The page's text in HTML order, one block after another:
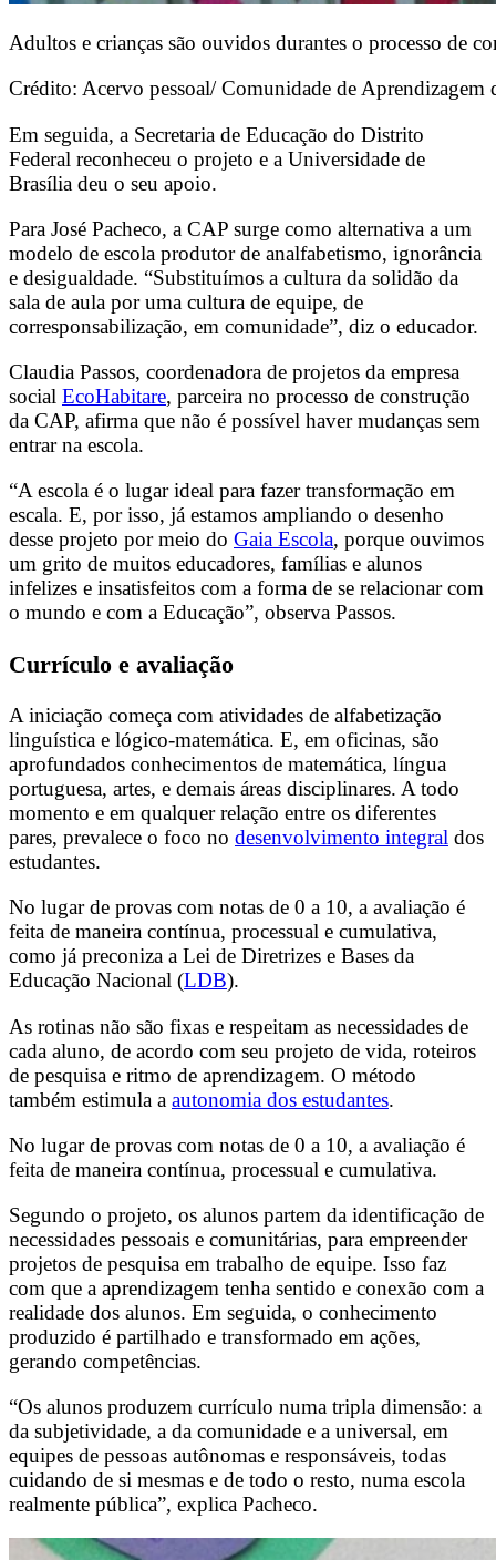
Adultos e crianças são ouvidos durantes o processo de
Crédito: Acervo pessoal/ Comunidade de Aprendizagem
Em seguida, a Secretaria de Educação do Distrito
Federal reconheceu o projeto e a Universidade de
Brasília deu o seu apoio.
Para José Pacheco, a CAP surge como alternativa a um
modelo de escola produtor de analfabetismo, ignorância
e desigualdade. “Substituímos a cultura da solidão da
sala de aula por uma cultura de equipe, de
corresponsabilização, em comunidade”, diz o educador.
Claudia Passos, coordenadora de projetos da empresa
social EcoHabitare, parceira no processo de construção
da CAP, afirma que não é possível haver mudanças sem
entrar na escola.
“A escola é o lugar ideal para fazer transformação em
escala. E, por isso, já estamos ampliando o desenho
desse projeto por meio do Gaia Escola, porque ouvimos
um grito de muitos educadores, famílias e alunos
infelizes e insatisfeitos com a forma de se relacionar com
o mundo e com a Educação”, observa Passos.
Currículo e avaliação
A iniciação começa com atividades de alfabetização
linguística e lógico-matemática. E, em oficinas, são
aprofundados conhecimentos de matemática, língua
portuguesa, artes, e demais áreas disciplinares. A todo
momento e em qualquer relação entre os diferentes
pares, prevalece o foco no desenvolvimento integral dos
estudantes.
No lugar de provas com notas de 0 a 10, a avaliação é
feita de maneira contínua, processual e cumulativa,
como já preconiza a Lei de Diretrizes e Bases da
Educação Nacional (LDB).
As rotinas não são fixas e respeitam as necessidades de
cada aluno, de acordo com seu projeto de vida, roteiros
de pesquisa e ritmo de aprendizagem. O método
também estimula a autonomia dos estudantes.
No lugar de provas com notas de 0 a 10, a avaliação é
feita de maneira contínua, processual e cumulativa.
Segundo o projeto, os alunos partem da identificação de
necessidades pessoais e comunitárias, para empreender
projetos de pesquisa em trabalho de equipe. Isso faz
com que a aprendizagem tenha sentido e conexão com a
realidade dos alunos. Em seguida, o conhecimento
produzido é partilhado e transformado em ações,
gerando competências.
“Os alunos produzem currículo numa tripla dimensão: a
da subjetividade, a da comunidade e a universal, em
equipes de pessoas autônomas e responsáveis, todas
cuidando de si mesmas e de todo o resto, numa escola
realmente pública”, explica Pacheco.